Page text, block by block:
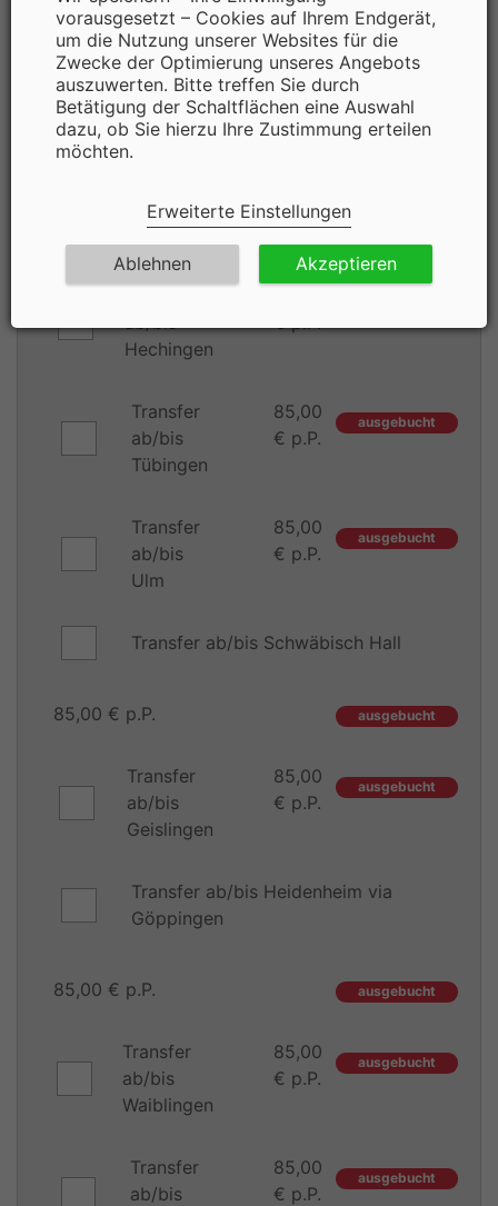
vorausgesetzt – Cookies auf Ihrem Endgerät,
um die Nutzung unserer Websites für die
Zwecke der Optimierung unseres Angebots
auszuwerten. Bitte treffen Sie durch
Betätigung der Schaltflächen eine Auswahl
dazu, ob Sie hierzu Ihre Zustimmung erteilen
möchten.
Erweiterte Einstellungen
Ablehnen Akzeptieren
Transfer
ab/bis
Bad
Urach
85,00
€ p.P.
ausgebucht
ab/bis
Metzingen
€ p.P.
ab/bis
Hechingen
€ p.P.
Transfer
ab/bis
Tübingen
85,00
€ p.P.
ausgebucht
Transfer
ab/bis
Ulm
85,00
€ p.P.
ausgebucht
Transfer ab/bis Schwäbisch Hall
85,00 € p.P. ausgebucht
Transfer
ab/bis
Geislingen
85,00
€ p.P.
ausgebucht
Transfer ab/bis Heidenheim via
Göppingen
85,00 € p.P. ausgebucht
Transfer
ab/bis
Waiblingen
85,00
€ p.P.
ausgebucht
Transfer
ab/bis
85,00
€ p.P.
ausgebucht